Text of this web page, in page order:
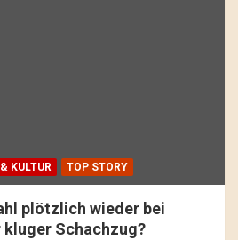
KULTUR TOP STORY
plötzlich wieder bei
kluger Schachzug?